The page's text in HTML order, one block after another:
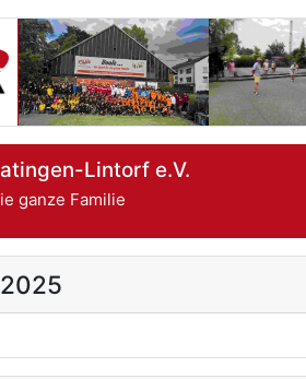
Lintorf e.V.
ganze Familie